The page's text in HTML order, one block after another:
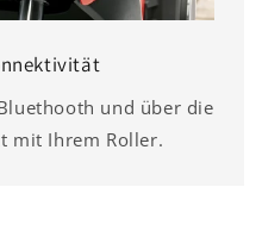
und über die
mit Ihrem Roller.